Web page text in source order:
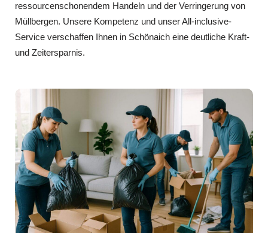
ressourcenschonendem Handeln und der Verringerung von
Müllbergen. Unsere Kompetenz und unser All-inclusive-
Service verschaffen Ihnen in Schönaich eine deutliche Kraft-
und Zeitersparnis.